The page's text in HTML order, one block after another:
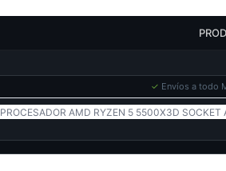
✓ Envíos a todo
PROCESADOR AMD RYZEN 5 5500X3D